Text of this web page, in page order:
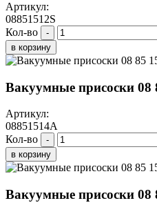
Артикул:
08851512S
Кол-во
-
в корзину
Вакуумные присоски 08
Артикул:
08851514A
Кол-во
-
в корзину
Вакуумные присоски 08